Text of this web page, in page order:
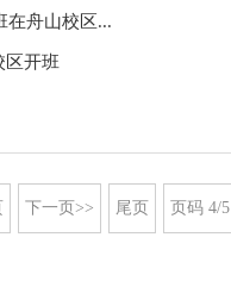
在舟山校区...
区开班
下一页>> 尾页 页码 4/5